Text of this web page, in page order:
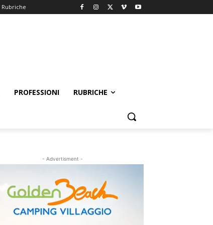
Rubriche
PROFESSIONI RUBRICHE
- Advertisment -